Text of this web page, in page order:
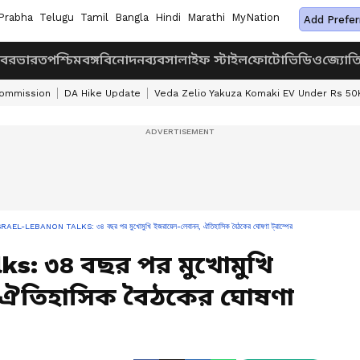
Telugu Tamil Bangla Hindi Marathi MyNation Add
ভারতপশ্চিমবঙ্গবিনোদনব্যবসালাইফ স্টাইলফোটোভিডিও
DA Hike Update Veda Zelio Yakuza Komaki EV Under Rs
LEBANON TALKS: ৩৪ বছর পর মুখোমুখি ইজরায়েল-লেবানন, ঐতিহাসিক বৈঠকের ঘোষণা ট্রাম্পের
৩৪ বছর পর মুখোমুখি
বৈঠকের ঘোষণা